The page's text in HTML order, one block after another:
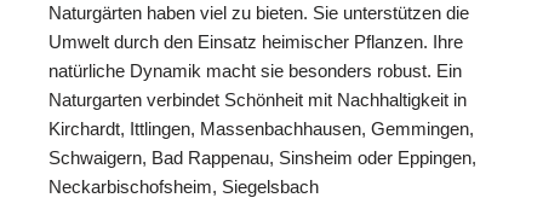
Naturgärten haben viel zu bieten. Sie unterstützen die
Umwelt durch den Einsatz heimischer Pflanzen. Ihre
natürliche Dynamik macht sie besonders robust. Ein
Naturgarten verbindet Schönheit mit Nachhaltigkeit in
Kirchardt, Ittlingen, Massenbachhausen, Gemmingen,
Schwaigern, Bad Rappenau, Sinsheim oder Eppingen,
Neckarbischofsheim, Siegelsbach